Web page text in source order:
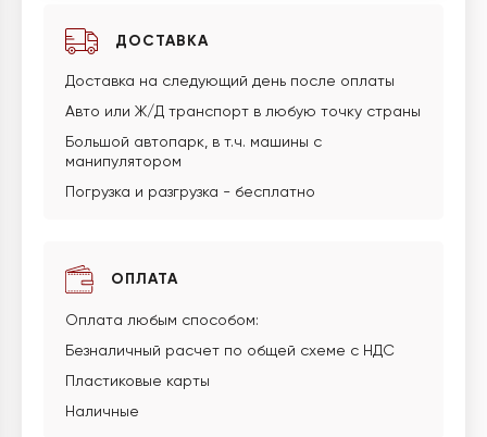
ДОСТАВКА
Доставка на следующий день после оплаты
Авто или Ж/Д транспорт в любую точку страны
Большой автопарк, в т.ч. машины с
манипулятором
Погрузка и разгрузка - бесплатно
ОПЛАТА
Оплата любым способом:
Безналичный расчет по общей схеме с НДС
Пластиковые карты
Наличные